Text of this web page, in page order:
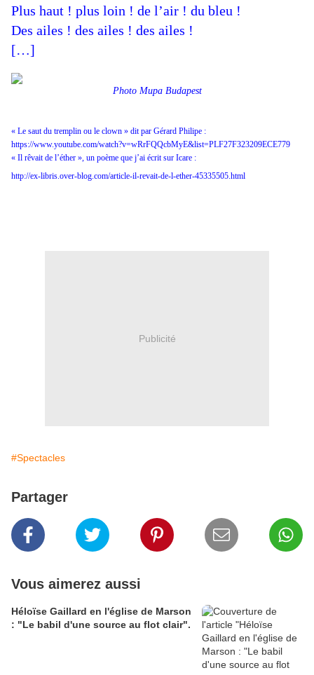
Plus haut ! plus loin ! de l’air ! du bleu !
Des ailes ! des ailes ! des ailes !
[…]
Photo Mupa Budapest
« Le saut du tremplin ou le clown » dit par Gérard Philipe :
https://www.youtube.com/watch?v=wRrFQQcbMyE&list=PLF27F323209ECE779
« Il rêvait de l’éther », un poème que j’ai écrit sur Icare :
http://ex-libris.over-blog.com/article-il-revait-de-l-ether-45335505.html
Publicité
#Spectacles
Partager
Vous aimerez aussi
Héloïse Gaillard en l'église de Marson
: "Le babil d'une source au flot clair".